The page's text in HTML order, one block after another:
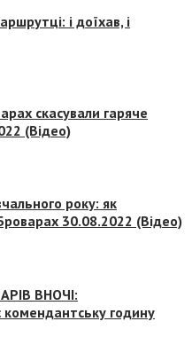
і доїхав, і
скасували гаряче
(Відео)
року: як
30.08.2022 (Відео)
ВНОЧІ:
годину